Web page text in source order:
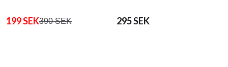
199 SEK390 SEK 295 SEK